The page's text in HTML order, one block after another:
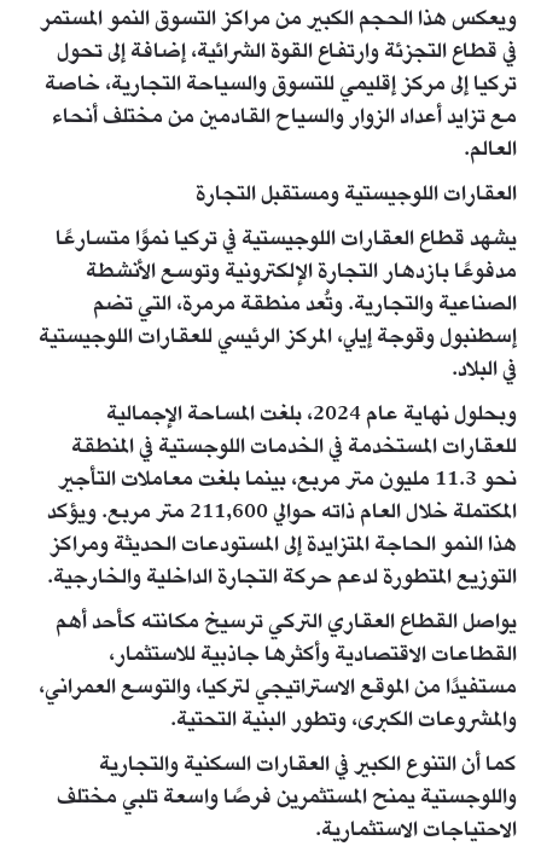
ويعكس هذا الحجم الكبير من مراكز التسوق النمو المستمر
في قطاع التجزئة وارتفاع القوة الشرائية، إضافة إلى تحول
تركيا إلى مركز إقليمي للتسوق والسياحة التجارية، خاصة
مع تزايد أعداد الزوار والسياح القادمين من مختلف أنحاء
العالم.
العقارات اللوجيستية ومستقبل التجارة
يشهد قطاع العقارات اللوجيستية في تركيا نموًا متسارعًا
مدفوعًا بازدهار التجارة الإلكترونية وتوسع الأنشطة
الصناعية والتجارية. وتُعد منطقة مرمرة، التي تضم
إسطنبول وقوجة إيلي، المركز الرئيسي للعقارات اللوجيستية
في البلاد.
وبحلول نهاية عام 2024، بلغت المساحة الإجمالية
للعقارات المستخدمة في الخدمات اللوجستية في المنطقة
نحو 11.3 مليون متر مربع، بينما بلغت معاملات التأجير
المكتملة خلال العام ذاته حوالي 211,600 متر مربع. ويؤكد
هذا النمو الحاجة المتزايدة إلى المستودعات الحديثة ومراكز
التوزيع المتطورة لدعم حركة التجارة الداخلية والخارجية.
يواصل القطاع العقاري التركي ترسيخ مكانته كأحد أهم
القطاعات الاقتصادية وأكثرها جاذبية للاستثمار،
مستفيدًا من الموقع الاستراتيجي لتركيا، والتوسع العمراني،
والمشروعات الكبرى، وتطور البنية التحتية.
كما أن التنوع الكبير في العقارات السكنية والتجارية
واللوجستية يمنح المستثمرين فرصًا واسعة تلبي مختلف
الاحتياجات الاستثمارية.